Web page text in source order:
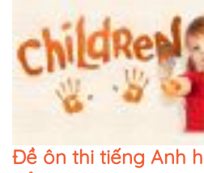
Đề ôn thi tiếng Anh